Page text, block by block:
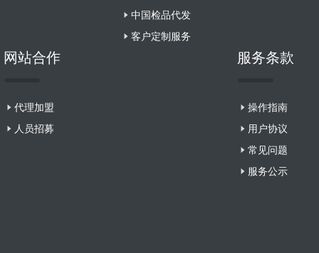
中国检品代发
客户定制服务
网站合作
代理加盟
人员招募
服务条款
操作指南
用户协议
常见问题
服务公示